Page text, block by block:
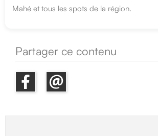
Mahé et tous les spots de la région.
Partager ce contenu